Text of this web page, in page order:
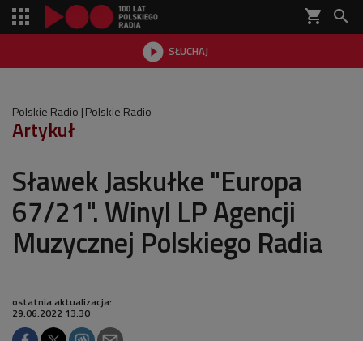
shopping_cart 
 SŁUCHAJ

Polskie Radio Polskie Radio
Artykuł
Sławek Jaskułke "Europa
67/21". Winyl LP Agencji
Muzycznej Polskiego Radia
ostatnia aktualizacja:
29.06.2022 13:30